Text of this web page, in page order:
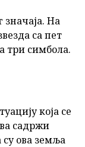
значаја. На
са пет
три симбола.
која се
садржи
су ова земља